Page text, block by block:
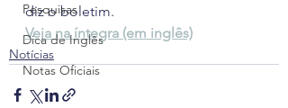
Pesquisas
Dica de Inglês
Notas Oficiais
diz o boletim.
Veja na íntegra (em inglês)
Notícias